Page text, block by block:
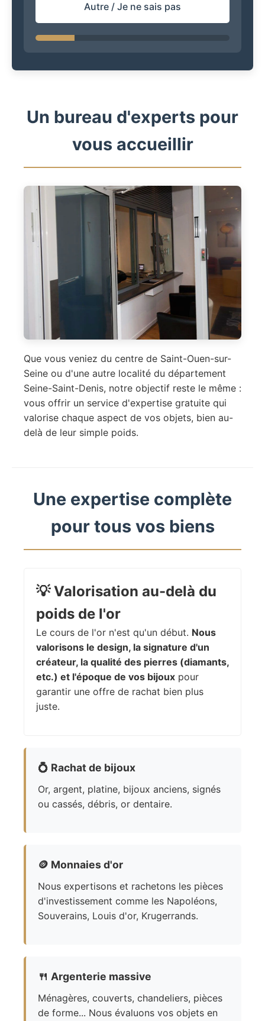
Autre / Je ne sais pas
Un bureau d'experts pour
vous accueillir
Que vous veniez du centre de Saint-Ouen-sur-
Seine ou d'une autre localité du département
Seine-Saint-Denis, notre objectif reste le même :
vous offrir un service d'expertise gratuite qui
valorise chaque aspect de vos objets, bien au-
delà de leur simple poids.
Une expertise complète
pour tous vos biens
💡Valorisation au-delà du
poids de l'or
Le cours de l'or n'est qu'un début. Nous
valorisons le design, la signature d'un
créateur, la qualité des pierres (diamants,
etc.) et l'époque de vos bijoux pour
garantir une offre de rachat bien plus
juste.
💍 Rachat de bijoux
Or, argent, platine, bijoux anciens, signés
ou cassés, débris, or dentaire.
🪙 Monnaies d'or
Nous expertisons et rachetons les pièces
d'investissement comme les Napoléons,
Souverains, Louis d'or, Krugerrands.
🍴 Argenterie massive
Ménagères, couverts, chandeliers, pièces
de forme... Nous évaluons vos objets en